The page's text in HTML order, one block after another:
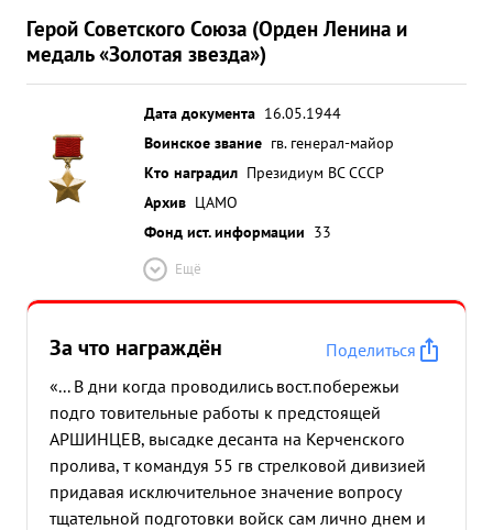
Герой Советского Союза (Орден Ленина и
медаль «Золотая звезда»)
Дата документа 16.05.1944
Воинское звание гв. генерал-майор
Кто наградил Президиум ВС СССР
Архив ЦАМО
Фонд ист. информации 33
Ещё
За что награждён
Поделиться
«... В дни когда проводились вост.побережьи
подго товительные работы к предстоящей
АРШИНЦЕВ, высадке десанта на Керченского
пролива, т командуя 55 гв стрелковой дивизией
придавая исключительное значение вопросу
тщательной подготовки войск сам лично днем и